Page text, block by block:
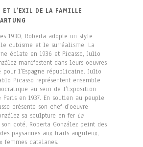
ET L’EXIL DE LA FAMILLE
1930, Roberta adopte un style
cubisme et le surréalisme. La
éclate en 1936 et Picasso, Julio
manifestent dans leurs oeuvres
l’Espagne républicaine. Julio
Picasso représentent ensemble
au sein de l’Exposition
en 1937. En soutien au peuple
présente son chef-d’oeuvre
sa sculpture en fer La
coté, Roberta González peint des
paysannes aux traits anguleux,
femmes catalanes.